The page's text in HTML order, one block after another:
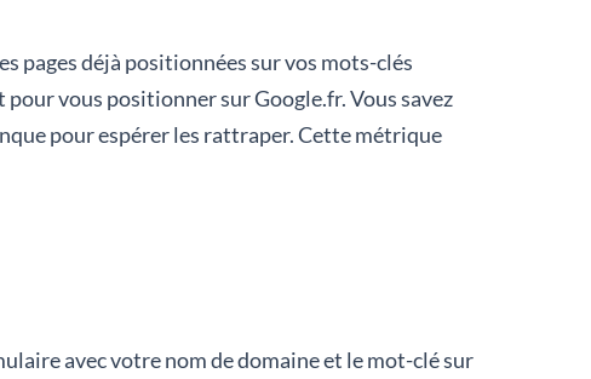
pages déjà positionnées sur vos mots-clés
vous positionner sur Google.fr. Vous savez
pour espérer les rattraper. Cette métrique
avec votre nom de domaine et le mot-clé sur